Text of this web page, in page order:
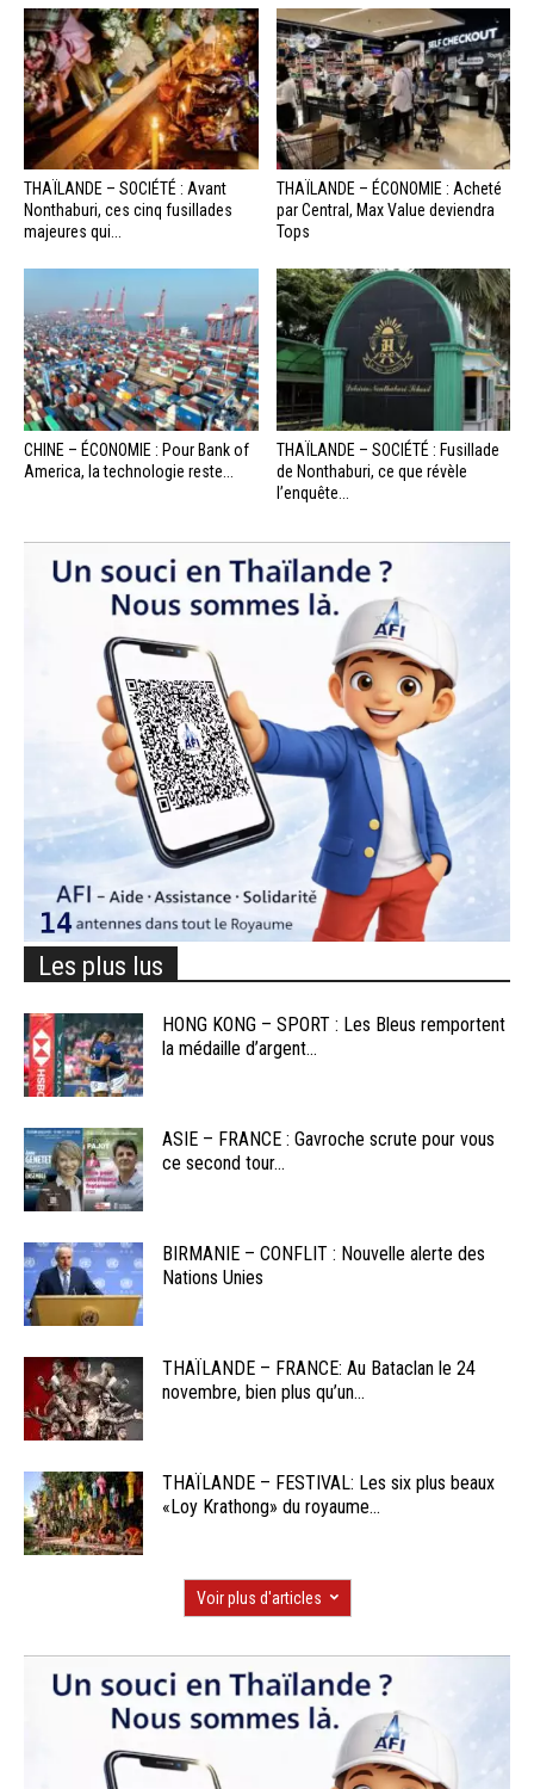
THAÏLANDE – SOCIÉTÉ : Avant
Nonthaburi, ces cinq fusillades
majeures qui...
THAÏLANDE – ÉCONOMIE : Acheté
par Central, Max Value deviendra
Tops
CHINE – ÉCONOMIE : Pour Bank of
America, la technologie reste...
THAÏLANDE – SOCIÉTÉ : Fusillade
de Nonthaburi, ce que révèle
l’enquête...
Les plus lus
HONG KONG – SPORT : Les Bleus remportent
la médaille d’argent...
ASIE – FRANCE : Gavroche scrute pour vous
ce second tour...
BIRMANIE – CONFLIT : Nouvelle alerte des
Nations Unies
THAÏLANDE – FRANCE: Au Bataclan le 24
novembre, bien plus qu’un...
THAÏLANDE – FESTIVAL: Les six plus beaux
«Loy Krathong» du royaume...
Voir plus d'articles